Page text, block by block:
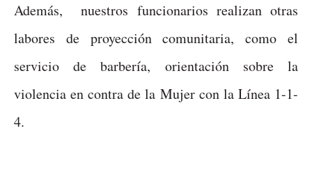
Además, nuestros funcionarios realizan otras
labores de proyección comunitaria, como el
servicio de barbería, orientación sobre la
violencia en contra de la Mujer con la Línea 1-1-
4.